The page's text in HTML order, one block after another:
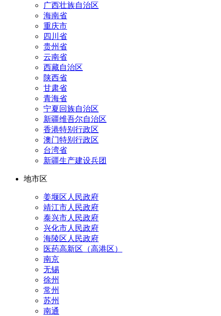
广西壮族自治区
海南省
重庆市
四川省
贵州省
云南省
西藏自治区
陕西省
甘肃省
青海省
宁夏回族自治区
新疆维吾尔自治区
香港特别行政区
澳门特别行政区
台湾省
新疆生产建设兵团
地市区
姜堰区人民政府
靖江市人民政府
泰兴市人民政府
兴化市人民政府
海陵区人民政府
医药高新区（高港区）
南京
无锡
徐州
常州
苏州
南通